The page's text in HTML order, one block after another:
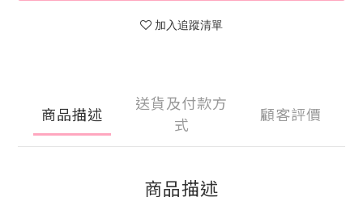
加入追蹤清單
商品描述
送貨及付款方
式
顧客評價
商品描述